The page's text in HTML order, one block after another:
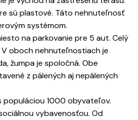
sú plastové. Táto nehnuteľnosť
systémom.
na parkovanie pre 5 aut. Celý
oboch nehnuteľnostiach je
žumpa je spoločná. Obe
z pálených aj nepálených
populáciou 1000 obyvateľov.
vybavenosťou. Od